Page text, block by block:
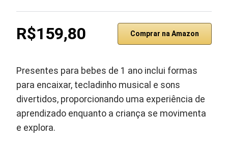
R$159,80 Comprar na Amazon
Presentes para bebes de 1 ano inclui formas
para encaixar, tecladinho musical e sons
divertidos, proporcionando uma experiência de
aprendizado enquanto a criança se movimenta
e explora.